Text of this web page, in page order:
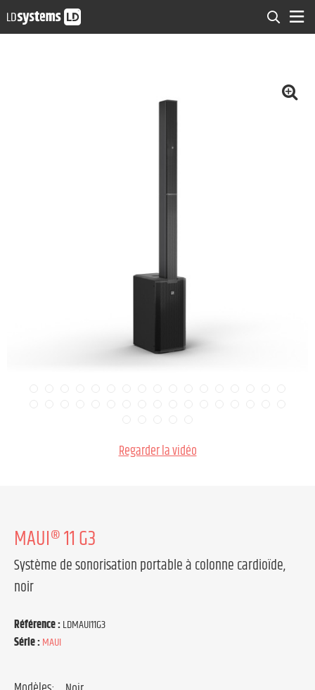
Regarder la vidéo
MAUI® 11 G3
Système de sonorisation portable à colonne cardioïde,
noir
Référence :LDMAUI11G3
Série :MAUI